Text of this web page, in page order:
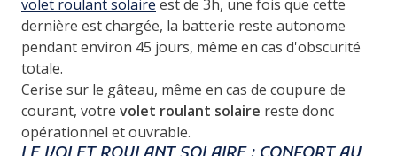
volet roulant solaire est de 3h, une fois que cette
dernière est chargée, la batterie reste autonome
pendant environ 45 jours, même en cas d'obscurité
totale.
Cerise sur le gâteau, même en cas de coupure de
courant, votre volet roulant solaire reste donc
opérationnel et ouvrable.